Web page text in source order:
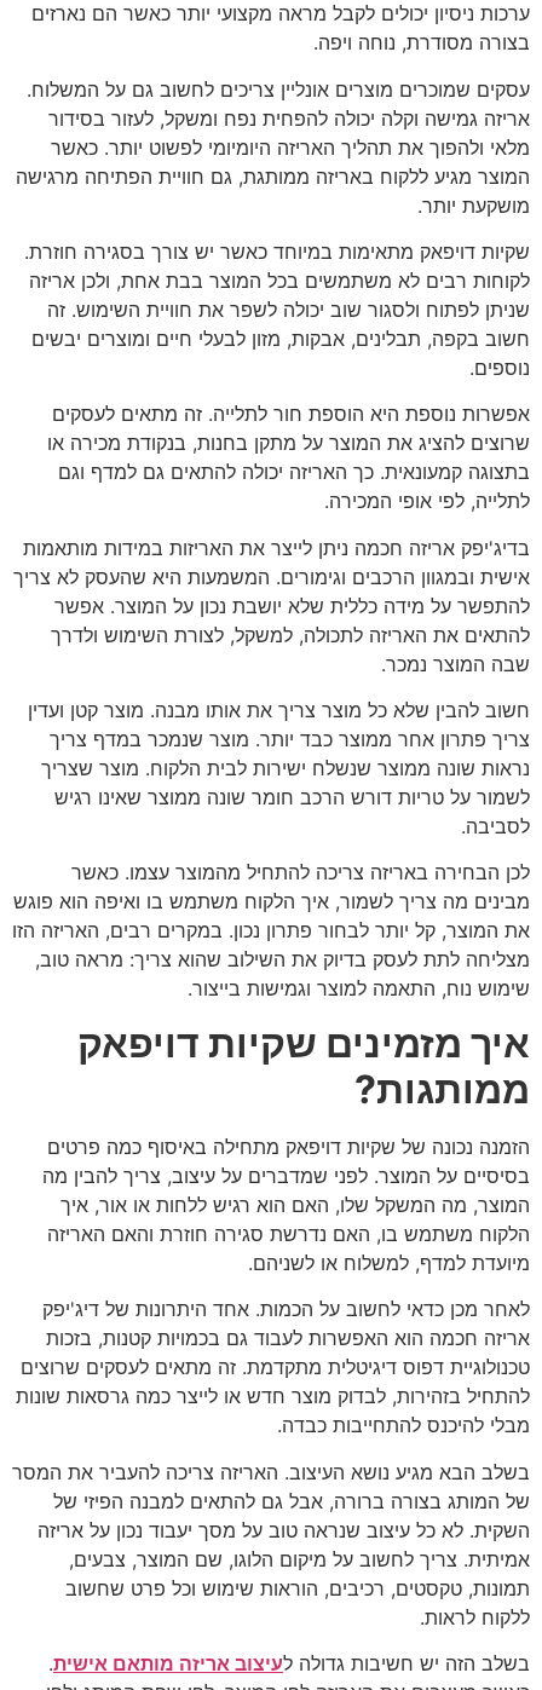
ערכות ניסיון יכולים לקבל מראה מקצועי יותר כאשר הם נארזים
בצורה מסודרת, נוחה ויפה.
עסקים שמוכרים מוצרים אונליין צריכים לחשוב גם על המשלוח.
אריזה גמישה וקלה יכולה להפחית נפח ומשקל, לעזור בסידור
מלאי ולהפוך את תהליך האריזה היומיומי לפשוט יותר. כאשר
המוצר מגיע ללקוח באריזה ממותגת, גם חוויית הפתיחה מרגישה
מושקעת יותר.
שקיות דויפאק מתאימות במיוחד כאשר יש צורך בסגירה חוזרת.
לקוחות רבים לא משתמשים בכל המוצר בבת אחת, ולכן אריזה
שניתן לפתוח ולסגור שוב יכולה לשפר את חוויית השימוש. זה
חשוב בקפה, תבלינים, אבקות, מזון לבעלי חיים ומוצרים יבשים
נוספים.
אפשרות נוספת היא הוספת חור לתלייה. זה מתאים לעסקים
שרוצים להציג את המוצר על מתקן בחנות, בנקודת מכירה או
בתצוגה קמעונאית. כך האריזה יכולה להתאים גם למדף וגם
לתלייה, לפי אופי המכירה.
בדיג'יפק אריזה חכמה ניתן לייצר את האריזות במידות מותאמות
אישית ובמגוון הרכבים וגימורים. המשמעות היא שהעסק לא צריך
להתפשר על מידה כללית שלא יושבת נכון על המוצר. אפשר
להתאים את האריזה לתכולה, למשקל, לצורת השימוש ולדרך
שבה המוצר נמכר.
חשוב להבין שלא כל מוצר צריך את אותו מבנה. מוצר קטן ועדין
צריך פתרון אחר ממוצר כבד יותר. מוצר שנמכר במדף צריך
נראות שונה ממוצר שנשלח ישירות לבית הלקוח. מוצר שצריך
לשמור על טריות דורש הרכב חומר שונה ממוצר שאינו רגיש
לסביבה.
לכן הבחירה באריזה צריכה להתחיל מהמוצר עצמו. כאשר
מבינים מה צריך לשמור, איך הלקוח משתמש בו ואיפה הוא פוגש
את המוצר, קל יותר לבחור פתרון נכון. במקרים רבים, האריזה הזו
מצליחה לתת לעסק בדיוק את השילוב שהוא צריך: מראה טוב,
שימוש נוח, התאמה למוצר וגמישות בייצור.
איך מזמינים שקיות דויפאק
ממותגות?
הזמנה נכונה של שקיות דויפאק מתחילה באיסוף כמה פרטים
בסיסיים על המוצר. לפני שמדברים על עיצוב, צריך להבין מה
המוצר, מה המשקל שלו, האם הוא רגיש ללחות או אור, איך
הלקוח משתמש בו, האם נדרשת סגירה חוזרת והאם האריזה
מיועדת למדף, למשלוח או לשניהם.
לאחר מכן כדאי לחשוב על הכמות. אחד היתרונות של דיג'יפק
אריזה חכמה הוא האפשרות לעבוד גם בכמויות קטנות, בזכות
טכנולוגיית דפוס דיגיטלית מתקדמת. זה מתאים לעסקים שרוצים
להתחיל בזהירות, לבדוק מוצר חדש או לייצר כמה גרסאות שונות
מבלי להיכנס להתחייבות כבדה.
בשלב הבא מגיע נושא העיצוב. האריזה צריכה להעביר את המסר
של המותג בצורה ברורה, אבל גם להתאים למבנה הפיזי של
השקית. לא כל עיצוב שנראה טוב על מסך יעבוד נכון על אריזה
אמיתית. צריך לחשוב על מיקום הלוגו, שם המוצר, צבעים,
תמונות, טקסטים, רכיבים, הוראות שימוש וכל פרט שחשוב
ללקוח לראות.
בשלב הזה יש חשיבות גדולה לעיצוב אריזה מותאם אישית.